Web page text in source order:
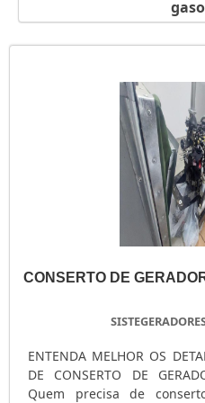
GERADOR PORTÁTIL A GASOLINA
GERADOR PEQUENO A GASOLINA
GERADOR PARA SHOW
GERADOR PARA RESIDÊNCIA
GERADOR PARA RESIDÊNCIA PREÇO
GERADOR PARA LOCAÇÃO SÃO
GERADOR PARA AR CONDICIONADO
GERADOR ELÉTRICO DIESEL
GERADOR ELÉTRICO A DIESEL
GERADOR DIESEL TRIFÁSICO
GERADOR DIESEL RESIDENCIAL
GERADOR DIESEL PORTÁTIL
CONSERTO DE
ENTENDA MELHOR OS
DE CONSERTO DE
Quem precisa de